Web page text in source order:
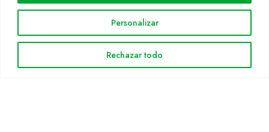
Personalizar
Rechazar todo
Especies
Noticias